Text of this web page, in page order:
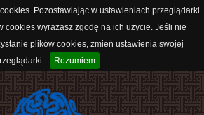
Pozostawiając w ustawieniach przeglądarki
cookies wyrażasz zgodę na ich użycie. Jeśli nie
plików cookies, zmień ustawienia swojej
Rozumiem